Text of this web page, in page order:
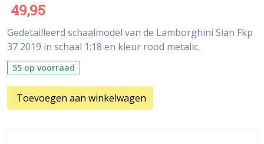
49,95
Gedetailleerd schaalmodel van de Lamborghini Sian Fkp
37 2019 in schaal 1:18 en kleur rood metalic.
55 op voorraad
Toevoegen aan winkelwagen